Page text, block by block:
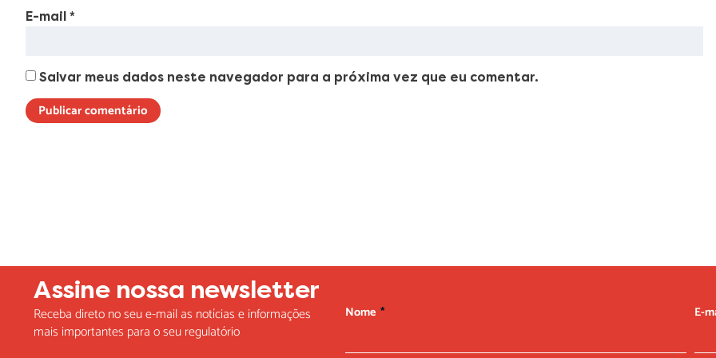
E-mail *
Salvar meus dados neste navegador para a próxima vez que eu comentar.
Assine nossa newsletter
Receba direto no seu e-mail as notícias e informações
mais importantes para o seu regulatório
Nome E-